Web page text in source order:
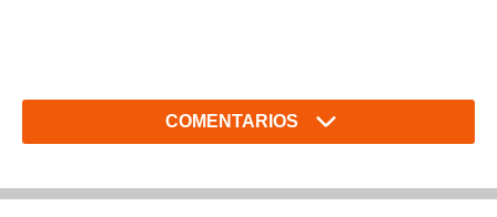
COMENTARIOS